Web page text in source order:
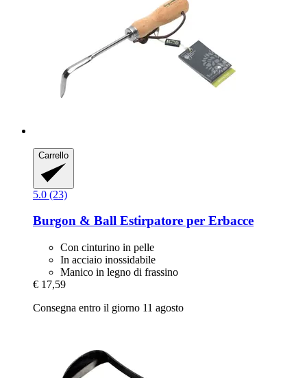
Carrello
5.0 (23)
Burgon & Ball Estirpatore per Erbacce
Con cinturino in pelle
In acciaio inossidabile
Manico in legno di frassino
€ 17,59
Consegna entro il giorno 11 agosto